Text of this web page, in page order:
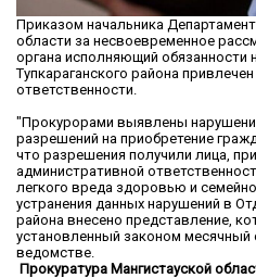
Приказом начальника
области за несвоевременное
органа исполняющий обязанности
Тупкараганского района
ответственности.
"Прокурорами выявлены
разрешений на приобретение
что разрешения получили лица,
административной
легкого вреда здоровью и
устранения данных нарушений в
района внесено представление,
установленный законом
ведомстве.
Прокуратура Мангистауской